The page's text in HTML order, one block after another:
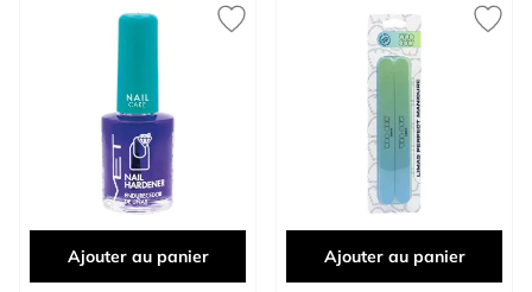
Ajouter au panier Ajouter au panier